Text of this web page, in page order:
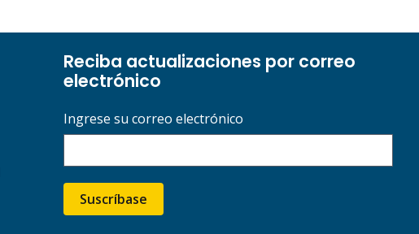
Reciba actualizaciones por correo
electrónico
Ingrese su correo electrónico
Suscríbase